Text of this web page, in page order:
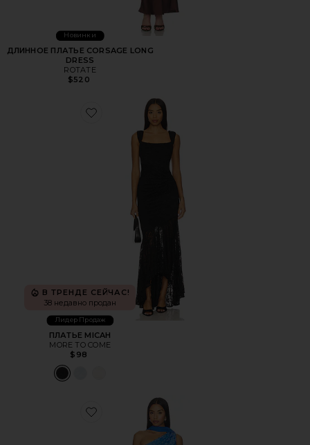
Новинки
ДЛИННОЕ ПЛАТЬЕ CORSAGE LONG
DRESS
ROTATE
$520
Favorite ПЛАТЬЕ MICAH
В ТРЕНДЕ СЕЙЧАС!
38 недавно продан
Лидер Продаж
ПЛАТЬЕ MICAH
MORE TO COME
$98
Favorite МАКСИ ПЛАТЬЕ GISELLE